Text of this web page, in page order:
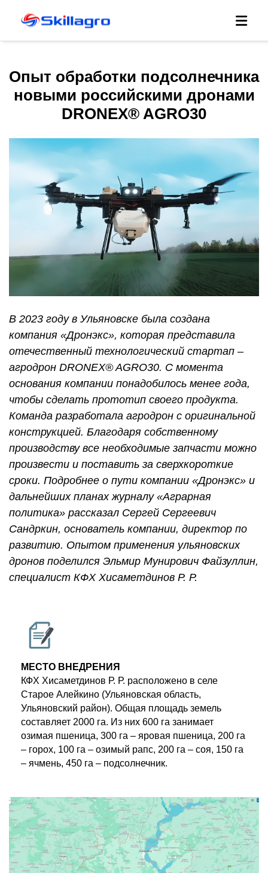
Опыт обработки подсолнечника
новыми российскими дронами
DRONEX® AGRO30
В 2023 году в Ульяновске была создана
компания «Дронэкс», которая представила
отечественный технологический стартап –
агродрон DRONEX® AGRO30. С момента
основания компании понадобилось менее года,
чтобы сделать прототип своего продукта.
Команда разработала агродрон с оригинальной
конструкцией. Благодаря собственному
производству все необходимые запчасти можно
произвести и поставить за сверхкороткие
сроки. Подробнее о пути компании «Дронэкс» и
дальнейших планах журналу «Аграрная
политика» рассказал Сергей Сергеевич
Сандркин, основатель компании, директор по
развитию. Опытом применения ульяновских
дронов поделился Эльмир Мунирович Файзуллин,
специалист КФХ Хисаметдинов Р. Р.
МЕСТО ВНЕДРЕНИЯ
КФХ Хисаметдинов Р. Р. расположено в селе
Старое Алейкино (Ульяновская область,
Ульяновский район). Общая площадь земель
составляет 2000 га. Из них 600 га занимает
озимая пшеница, 300 га – яровая пшеница, 200 га
– горох, 100 га – озимый рапс, 200 га – соя, 150 га
– ячмень, 450 га – подсолнечник.